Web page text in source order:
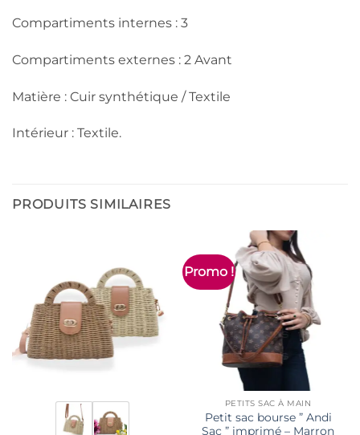
Compartiments internes : 3
Compartiments externes : 2 Avant
Matière : Cuir synthétique / Textile
Intérieur : Textile.
PRODUITS SIMILAIRES
Promo !
PETITS SAC À MAIN
Petit sac bourse ” Andi
Sac ” imprimé – Marron